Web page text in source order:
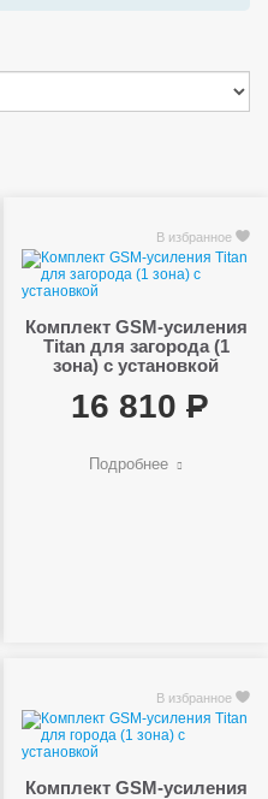
В избранное
Комплект GSM-усиления
Titan для загорода (1
зона) с установкой
16 810
Подробнее
В избранное
Комплект GSM-усиления